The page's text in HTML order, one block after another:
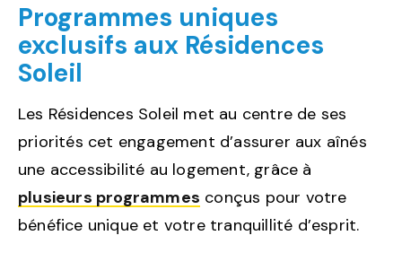
Programmes uniques
exclusifs aux Résidences
Soleil
Les Résidences Soleil met au centre de ses
priorités cet engagement d’assurer aux aînés
une accessibilité au logement, grâce à
plusieurs programmes conçus pour votre
bénéfice unique et votre tranquillité d’esprit.